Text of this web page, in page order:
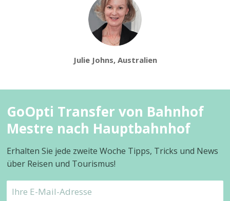
Julie Johns, Australien
GoOpti Transfer von Bahnhof
Mestre nach Hauptbahnhof
Erhalten Sie jede zweite Woche Tipps, Tricks und News
über Reisen und Tourismus!